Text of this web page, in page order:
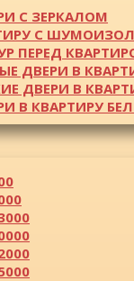
С ЗЕРКАЛОМ
С
ПЕРЕД
ДВЕРИ В
ДВЕРИ В
В КВАРТИРУ